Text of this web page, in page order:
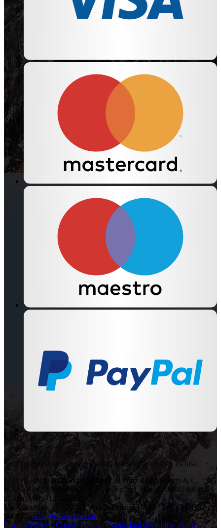
Tutti i prezzi su questo sito sono da intendersi con IVA inclusa.
© 1978 - 2026ROSSINI SPORT di Parravicini Alberto & C.
S.A.S. P.IVA: 00899350961 - C.F. e n.iscr. al R. I.: 08242460155 -
n. Rea: MB – 1210641
Via Comasina, 11 - 20843 Verano Brianza (MB) - Tel: +39 0362
900912 - info@rossinisport.it
Privacy Policy -Cookie Policy -Condizioni di vendita Spese di